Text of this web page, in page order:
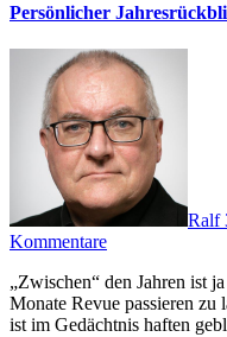
Persönlicher
Ralf
Kommentare
„Zwischen“ den Jahren ist ja immer die Zeit, die vergangenen 12
Monate Revue passieren zu
ist im Gedächtnis haften